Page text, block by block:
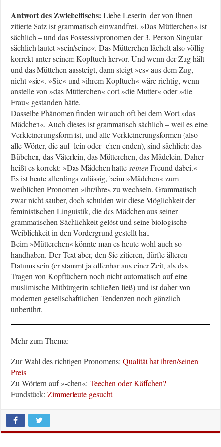
Antwort des Zwiebelfischs: Liebe Leserin, der von Ihnen
zitierte Satz ist grammatisch einwandfrei. »Das Mütterchen« ist
sächlich – und das Possessivpronomen der 3. Person Singular
sächlich lautet »sein/seine«. Das Mütterchen lächelt also völlig
korrekt unter seinem Kopftuch hervor. Und wenn der Zug hält
und das Müttchen aussteigt, dann steigt »es« aus dem Zug,
nicht »sie«. »Sie« und »ihrem Kopftuch« wäre richtig, wenn
anstelle von »das Mütterchen« dort »die Mutter« oder »die
Frau« gestanden hätte.
Dasselbe Phänomen finden wir auch oft bei dem Wort »das
Mädchen«. Auch dieses ist grammatisch sächlich – weil es eine
Verkleinerungsform ist, und alle Verkleinerungsformen (also
alle Wörter, die auf -lein oder -chen enden), sind sächlich: das
Bübchen, das Väterlein, das Mütterchen, das Mädelein. Daher
heißt es korrekt: »Das Mädchen hatteseinenFreund dabei.«
Es ist heute allerdings zulässig, beim »Mädchen« zum
weiblichen Pronomen »ihr/ihre« zu wechseln. Grammatisch
zwar nicht sauber, doch schulden wir diese Möglichkeit der
feministischen Linguistik, die das Mädchen aus seiner
grammatischen Sächlichkeit gelöst und seine biologische
Weiblichkeit in den Vordergrund gestellt hat.
Beim »Mütterchen« könnte man es heute wohl auch so
handhaben. Der Text aber, den Sie zitieren, dürfte älteren
Datums sein (er stammt ja offenbar aus einer Zeit, als das
Tragen von Kopftüchern noch nicht automatisch auf eine
muslimische Mitbürgerin schließen ließ) und ist daher von
modernen gesellschaftlichen Tendenzen noch gänzlich
unberührt.
Mehr zum Thema:
Zur Wahl des richtigen Pronomens:Qualität hat ihren/seinen
Preis
Zu Wörtern auf »-chen«:Teechen oder Käffchen?
Fundstück:Zimmerleute gesucht